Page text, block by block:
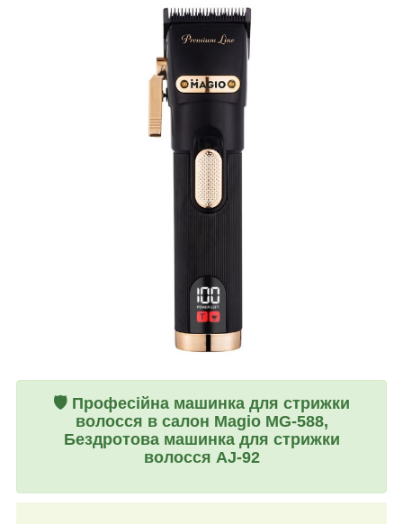
🛡️ Професійна машинка для стрижки
волосся в салон Magio MG-588,
Бездротова машинка для стрижки
волосся AJ-92